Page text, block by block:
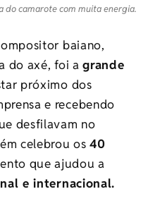
do camarote com muita energia.
baiano,
do axé, foi agrande
próximo dos
e recebendo
desfilavam no
celebrou os40
que ajudou a
e internacional.